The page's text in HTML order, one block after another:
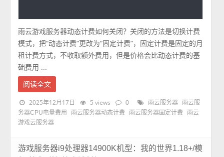
雨云游戏服务器动态计费如何关闭？关闭的方法是切换计费
模式，把“动态计费”更改为“固定计费”，固定计费是固定的月
租计费方式，不收取额外费用，但是价格会比动态计费的基
础费用 ...
阅读全文
2025年12月17日 5 views 0 雨云服务器
雨云服
务器CPU电量费用
雨云服务器动态计费 雨云服务器固定计费
雨云
游戏云服务器
游戏服务器i9处理器14900K机型：我的世界1.18+/模